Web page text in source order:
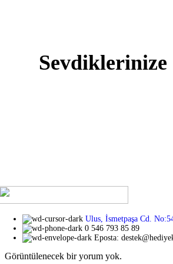
Ulus, İsmetpaşa Cd.
0 546 793 85 89
Eposta:
Görüntülenecek bir yorum yok.